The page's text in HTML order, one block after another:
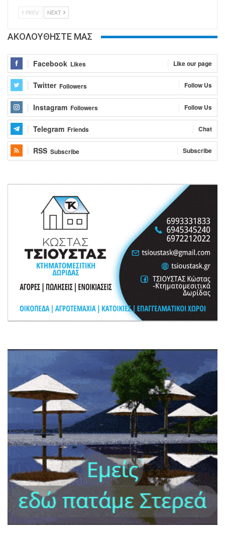
PREV NEXT
ΑΚΟΛΟΥΘΗΣΤΕ ΜΑΣ
Facebook Likes Like our page
Twitter Followers Follow Us
Instagram Followers Follow Us
Telegram Friends Chat
RSS Subscribe Subscribe